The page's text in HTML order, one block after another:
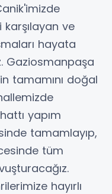
ve
hayata
Gaziosmanpaşa
tamamını doğal
yapım
tamamlayıp,
tüm
hayırlı